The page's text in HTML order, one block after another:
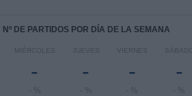
Nº DE PARTIDOS POR DÍA DE LA SEMANA
MIÉRCOLES
-
- %
JUEVES
-
- %
VIERNES
-
- %
-
- %